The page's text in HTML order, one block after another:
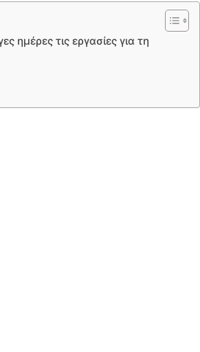
ημέρες τις εργασίες για τη